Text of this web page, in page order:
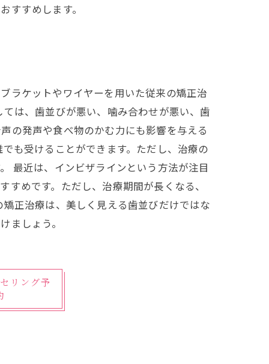
すすめします。
ラケットやワイヤーを用いた従来の矯正治
は、歯並びが悪い、噛み合わせが悪い、歯
の発声や食べ物のかむ力にも影響を与える
も受けることができます。ただし、治療の
最近は、インビザラインという方法が注目
めです。ただし、治療期間が長くなる、
正治療は、美しく見える歯並びだけではな
ましょう。
リング予